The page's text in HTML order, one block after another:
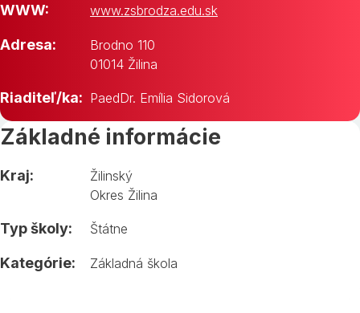
WWW: www.zsbrodza.edu.sk
Adresa:
Brodno 110
01014 Žilina
Riaditeľ/ka: PaedDr. Emília Sidorová
Základné informácie
Kraj:
Žilinský
Okres Žilina
Typ školy: Štátne
Kategórie: Základná škola